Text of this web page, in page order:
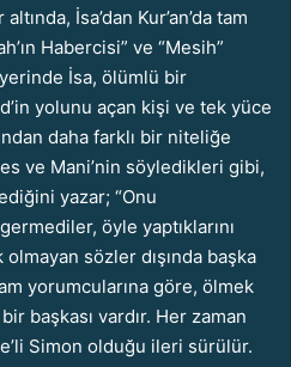
İsa’dan Kur’an’da tam
Habercisi” ve “Mesih”
yerinde İsa, ölümlü bir
yolunu açan kişi ve tek yüce
daha farklı bir niteliğe
ve Mani’nin söyledikleri gibi,
yazar; “Onu
öyle yaptıklarını
sözler dışında başka
yorumcularına göre, ölmek
başkası vardır. Her zaman
Simon olduğu ileri sürülür.